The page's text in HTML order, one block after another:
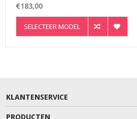
€183,00
SELECTEER MODEL
KLANTENSERVICE
PRODUCTEN